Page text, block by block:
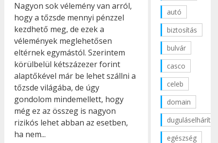
Nagyon sok vélemény van arról,
hogy a tőzsde mennyi pénzzel
kezdhető meg, de ezek a
vélemények meglehetősen
eltérnek egymástól. Szerintem
körülbelül kétszázezer forint
alaptőkével már be lehet szállni a
tőzsde világába, de úgy
gondolom mindemellett, hogy
még ez az összeg is nagyon
rizikós lehet abban az esetben,
ha nem...
autó
biztosítás
bulvár
casco
celeb
domain
duguláselhárítás
egészség